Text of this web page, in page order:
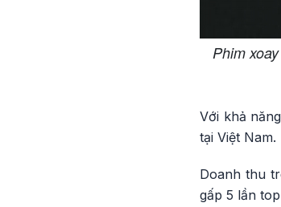
Phim
Với khả
tại Việt Nam.
Doanh thu
gấp 5 lần